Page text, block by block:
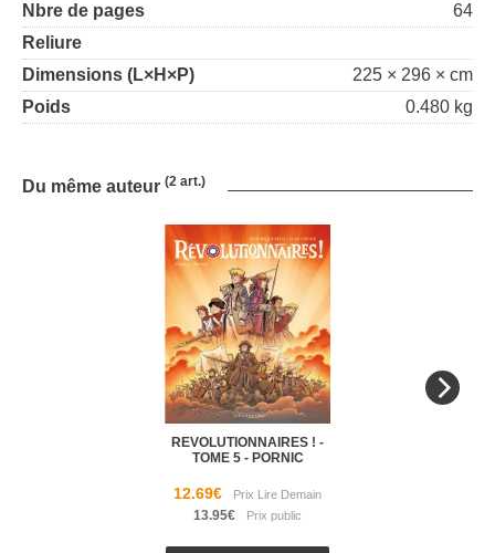
Nbre de pages
64
Reliure
Dimensions (L×H×P)
225 × 296 × cm
Poids
0.480 kg
Du même auteur (2 art.)
REVOLUTIONNAIRES ! -
TOME 5 - PORNIC
12.69€
13.95€